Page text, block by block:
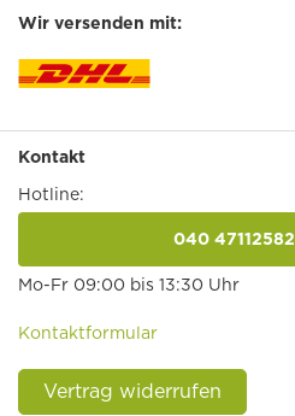
Wir versenden mit:
Kontakt
Hotline:
040 47112582
Mo-Fr 09:00 bis 13:30 Uhr
Kontaktformular
Vertrag widerrufen